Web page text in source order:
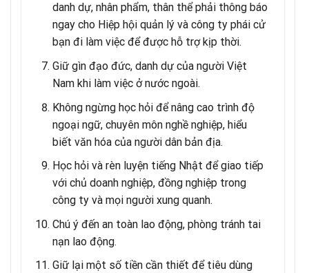
danh dự, nhân phẩm, thân thể phải thông báo
ngay cho Hiệp hội quản lý và công ty phái cử
bạn đi làm việc để được hỗ trợ kịp thời.
Giữ gìn đạo đức, danh dự của người Việt
Nam khi làm việc ở nước ngoài.
Không ngừng học hỏi để nâng cao trình độ
ngoại ngữ, chuyên môn nghề nghiệp, hiểu
biết văn hóa của người dân bản địa.
Học hỏi và rèn luyện tiếng Nhật để giao tiếp
với chủ doanh nghiệp, đồng nghiệp trong
công ty và mọi người xung quanh.
Chú ý đến an toàn lao động, phòng tránh tai
nạn lao động.
Giữ lại một số tiền cần thiết để tiêu dùng